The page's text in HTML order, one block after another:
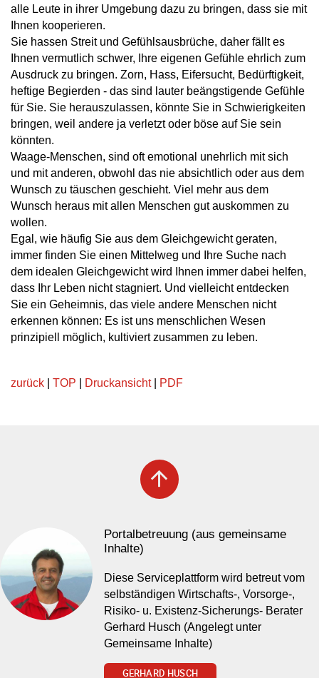
alle Leute in ihrer Umgebung dazu zu bringen, dass sie mit
Ihnen kooperieren.
Sie hassen Streit und Gefühlsausbrüche, daher fällt es
Ihnen vermutlich schwer, Ihre eigenen Gefühle ehrlich zum
Ausdruck zu bringen. Zorn, Hass, Eifersucht, Bedürftigkeit,
heftige Begierden - das sind lauter beängstigende Gefühle
für Sie. Sie herauszulassen, könnte Sie in Schwierigkeiten
bringen, weil andere ja verletzt oder böse auf Sie sein
könnten.
Waage-Menschen, sind oft emotional unehrlich mit sich
und mit anderen, obwohl das nie absichtlich oder aus dem
Wunsch zu täuschen geschieht. Viel mehr aus dem
Wunsch heraus mit allen Menschen gut auskommen zu
wollen.
Egal, wie häufig Sie aus dem Gleichgewicht geraten,
immer finden Sie einen Mittelweg und Ihre Suche nach
dem idealen Gleichgewicht wird Ihnen immer dabei helfen,
dass Ihr Leben nicht stagniert. Und vielleicht entdecken
Sie ein Geheimnis, das viele andere Menschen nicht
erkennen können: Es ist uns menschlichen Wesen
prinzipiell möglich, kultiviert zusammen zu leben.
zurück TOP Druckansicht| PDF
arrow_upward
Portalbetreuung (aus gemeinsame
Inhalte)
Diese Serviceplattform wird betreut vom
selbständigen Wirtschafts-, Vorsorge-,
Risiko- u. Existenz-Sicherungs- Berater
Gerhard Husch (Angelegt unter
Gemeinsame Inhalte)
GERHARD HUSCH